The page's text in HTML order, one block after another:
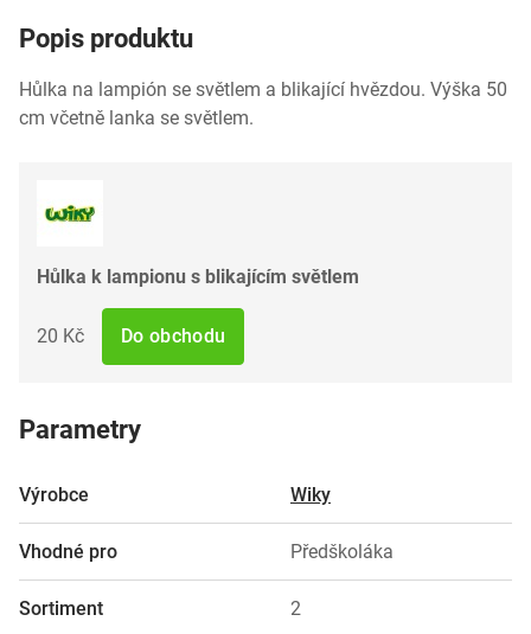
Popis produktu
Hůlka na lampión se světlem a blikající hvězdou. Výška 50
cm včetně lanka se světlem.
Hůlka k lampionu s blikajícím světlem
20 Kč Do obchodu
Parametry
Výrobce Wiky
Vhodné pro Předškoláka
Sortiment 2